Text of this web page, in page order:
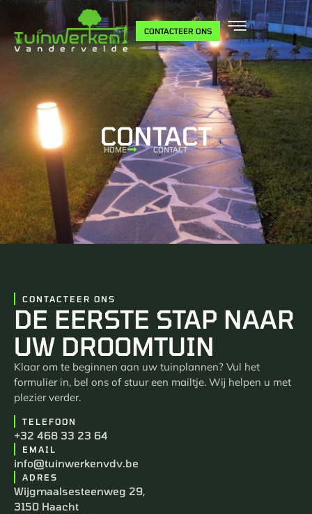
CONTACTEER ONS
CONTACT
HOME CONTACT
CONTACTEER ONS
DE EERSTE STAP NAAR
UW DROOMTUIN
Klaar om te beginnen aan uw tuinplannen? Vul het
formulier in, bel ons of stuur een mailtje. Wij helpen u met
plezier verder.
TELEFOON
+32 468 33 23 64
EMAIL
info@tuinwerkenvdv.be
ADRES
Wijgmaalsesteenweg 29,
3150 Haacht